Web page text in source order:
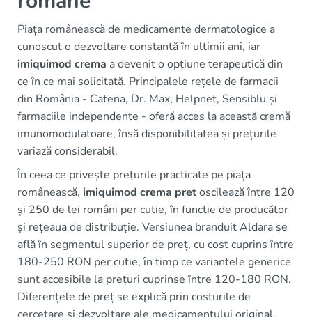
Piața românească de medicamente dermatologice a
cunoscut o dezvoltare constantă în ultimii ani, iar
imiquimod crema a devenit o opțiune terapeutică din
ce în ce mai solicitată. Principalele rețele de farmacii
din România - Catena, Dr. Max, Helpnet, Sensiblu și
farmaciile independente - oferă acces la această cremă
imunomodulatoare, însă disponibilitatea și prețurile
variază considerabil.
În ceea ce privește prețurile practicate pe piața
românească, imiquimod crema pretoscilează între 120
și 250 de lei români per cutie, în funcție de producător
și rețeaua de distribuție. Versiunea branduit Aldara se
află în segmentul superior de preț, cu cost cuprins între
180-250 RON per cutie, în timp ce variantele generice
sunt accesibile la prețuri cuprinse între 120-180 RON.
Diferențele de preț se explică prin costurile de